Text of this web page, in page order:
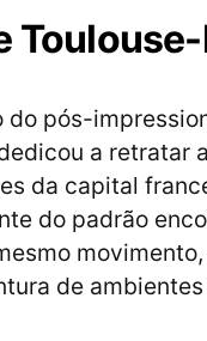
pós-
a retratar
da capital
do padrão
de